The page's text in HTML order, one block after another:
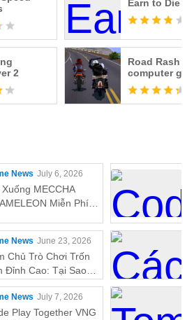
Earn to Die
2
Road Rash
computer
News July 6, 2026
MECCHA
Miễn Phí
News June 23, 2026
Chủ Trò Chơi Trốn
Đỉnh Cao: Tại Sao
Là Cách Tốt Nhất
MECCHA
Trên PC!
News July 7, 2026
Play Together VNG